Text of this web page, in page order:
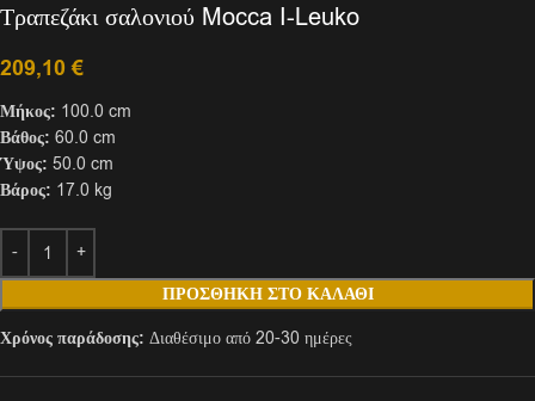
Τραπεζάκι σαλονιού Mocca I-Leuko
209,10€
Μήκος: 100.0 cm
Βάθος: 60.0 cm
Ύψος: 50.0 cm
Βάρος: 17.0 kg
ΠΡΟΣΘΉΚΗ ΣΤΟ ΚΑΛΆΘΙ
Χρόνος παράδοσης: Διαθέσιμο από 20-30 ημέρες